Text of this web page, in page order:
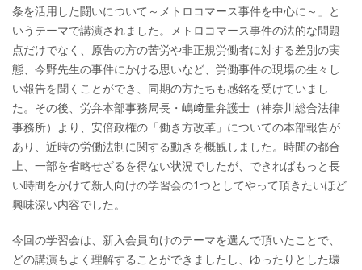
条を活用した闘いについて～メトロコマース事件を中心に～」と
いうテーマで講演されました。メトロコマース事件の法的な問題
点だけでなく、原告の方の苦労や非正規労働者に対する差別の実
態、今野先生の事件にかける思いなど、労働事件の現場の生々し
い報告を聞くことができ、同期の方たちも感銘を受けていまし
た。その後、労弁本部事務局長・嶋﨑量弁護士（神奈川総合法律
事務所）より、安倍政権の「働き方改革」についての本部報告が
あり、近時の労働法制に関する動きを概観しました。時間の都合
上、一部を省略せざるを得ない状況でしたが、できればもっと長
い時間をかけて新人向けの学習会の1つとしてやって頂きたいほど
興味深い内容でした。
今回の学習会は、新入会員向けのテーマを選んで頂いたことで、
どの講演もよく理解することができましたし、ゆったりとした環